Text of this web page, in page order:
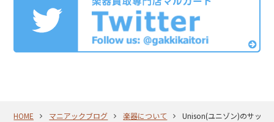
HOME マニアックブログ 楽器について Unison(ユニゾン)のサック